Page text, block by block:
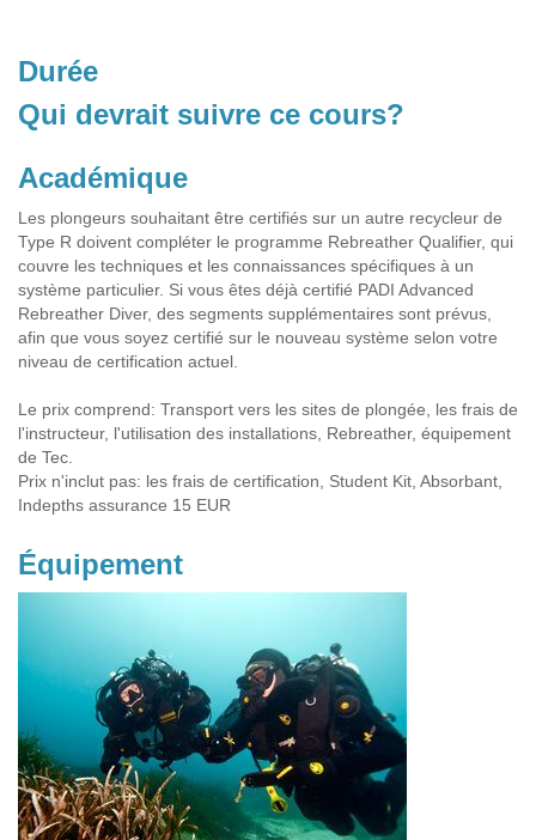
Durée
Qui devrait suivre ce cours?
Académique
Les plongeurs souhaitant être certifiés sur un autre recycleur de
Type R doivent compléter le programme Rebreather Qualifier, qui
couvre les techniques et les connaissances spécifiques à un
système particulier. Si vous êtes déjà certifié PADI Advanced
Rebreather Diver, des segments supplémentaires sont prévus,
afin que vous soyez certifié sur le nouveau système selon votre
niveau de certification actuel.
Le prix comprend: Transport vers les sites de plongée, les frais de
l'instructeur, l'utilisation des installations, Rebreather, équipement
de Tec.
Prix n'inclut pas: les frais de certification, Student Kit, Absorbant,
Indepths assurance 15 EUR
Équipement